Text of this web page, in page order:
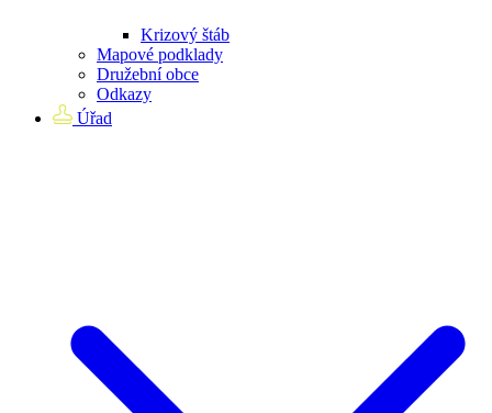
Krizový štáb
Mapové podklady
Družební obce
Odkazy
Úřad